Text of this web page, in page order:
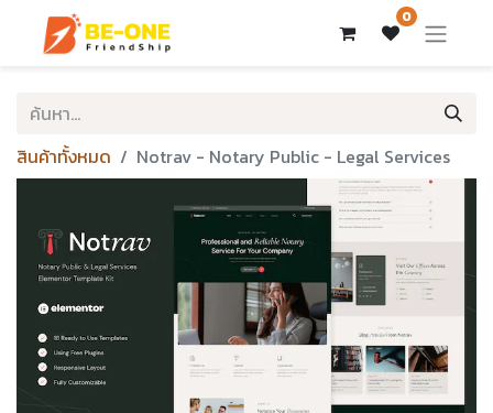
0
สินค้าทั้งหมด Notrav - Notary Public - Legal Services